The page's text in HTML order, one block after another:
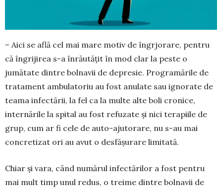
– Aici se află cel mai mare motiv de îngrjorare, pentru
că îngrijirea s-a înrăutățit în mod clar la peste o
jumătate dintre bolnavii de depresie. Pro­gra­mările de
tratament ambulatoriu au fost anulate sau ignorate de
teama infectării, la fel ca la multe alte boli cronice,
inter­nările la spital au fost refuzate și nici terapiile de
grup, cum ar fi cele de auto-ajutorare, nu s-au mai
concre­tizat ori au avut o desfășurare limitată.
Chiar și vara, când numărul infec­tărilor a fost pentru
mai mult timp unul redus, o treime dintre bolnavii de